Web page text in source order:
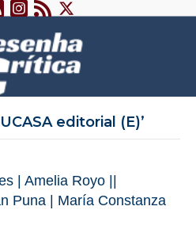
editorial (E)’
| Amelia Royo ||
Puna | María Constanza